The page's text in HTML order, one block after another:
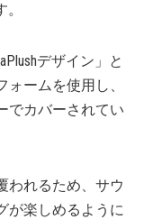
デザイン」と
ームを使用し、
でカバーされてい
われるため、サウ
が楽しめるように